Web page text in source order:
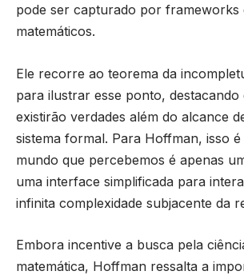
pode ser capturado por frameworks
matemáticos.
Ele recorre ao teorema da
para ilustrar esse ponto, destacando
existirão verdades além do alcance
sistema formal. Para Hoffman, isso
mundo que percebemos é apenas
uma interface simplificada para
infinita complexidade subjacente da
Embora incentive a busca pela
matemática, Hoffman ressalta a